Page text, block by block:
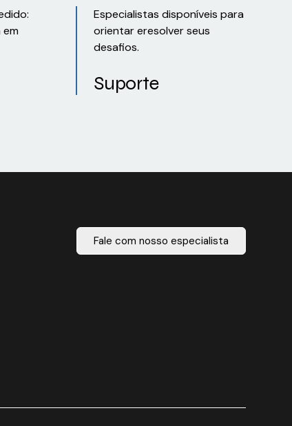
Especialistas disponíveis para
orientar eresolver seus
desafios.
Suporte
Fale com nosso especialista